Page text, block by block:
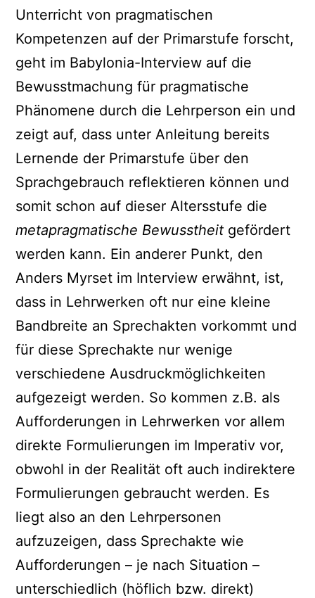
Unterricht von pragmatischen
Kompetenzen auf der Primarstufe forscht,
geht im Babylonia-Interview auf die
Bewusstmachung für pragmatische
Phänomene durch die Lehrperson ein und
zeigt auf, dass unter Anleitung bereits
Lernende der Primarstufe über den
Sprachgebrauch reflektieren können und
somit schon auf dieser Altersstufe die
metapragmatische Bewusstheit gefördert
werden kann. Ein anderer Punkt, den
Anders Myrset im Interview erwähnt, ist,
dass in Lehrwerken oft nur eine kleine
Bandbreite an Sprechakten vorkommt und
für diese Sprechakte nur wenige
verschiedene Ausdruckmöglichkeiten
aufgezeigt werden. So kommen z.B. als
Aufforderungen in Lehrwerken vor allem
direkte Formulierungen im Imperativ vor,
obwohl in der Realität oft auch indirektere
Formulierungen gebraucht werden. Es
liegt also an den Lehrpersonen
aufzuzeigen, dass Sprechakte wie
Aufforderungen – je nach Situation –
unterschiedlich (höflich bzw. direkt)